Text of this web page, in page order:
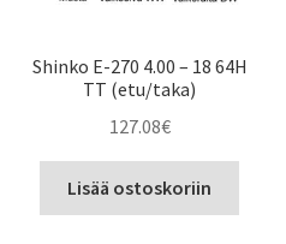
Shinko E-270 4.00 – 18 64H
TT (etu/taka)
127.08€
Lisää ostoskoriin